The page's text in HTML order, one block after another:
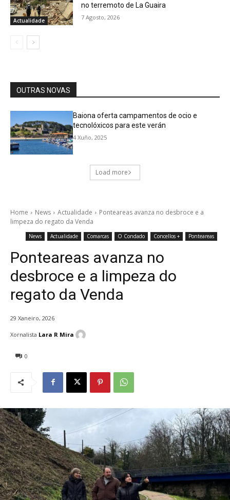
Actualidade
no terremoto de La Guaira
7 Agosto, 2026
OUTRAS NOVAS
Baiona oferta campamentos de ocio e
tecnolóxicos para este verán
4 Xuño, 2025
Load more